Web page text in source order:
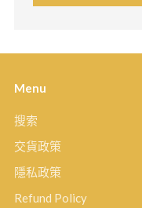
Menu
搜索
交貨政策
隱私政策
Refund Policy